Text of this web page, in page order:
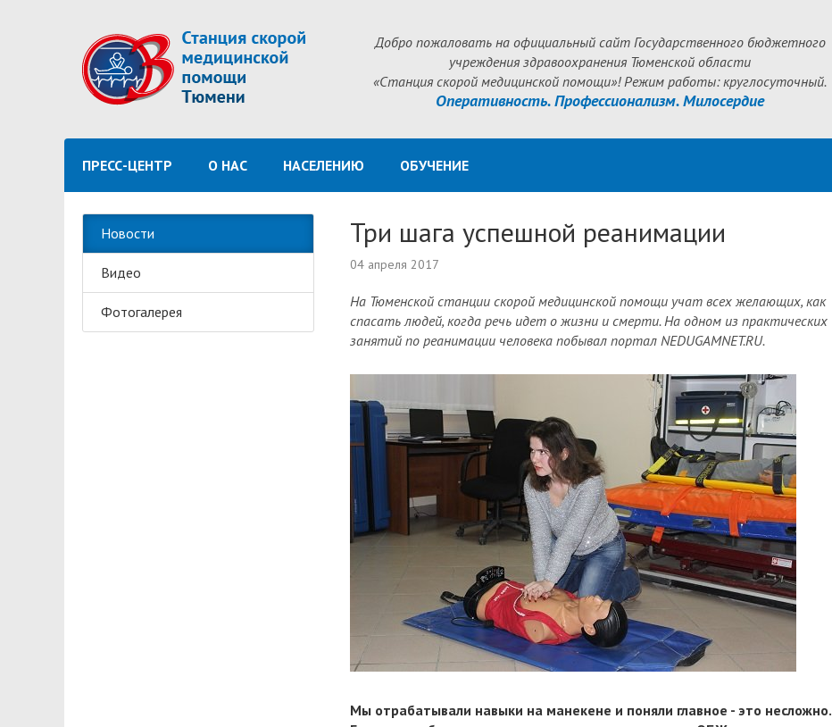
Добро пожаловать на официальный сайт Государственного бюджетного
учреждения здравоохранения Тюменской области
«Станция скорой медицинской помощи»! Режим работы: круглосуточный.
Оперативность. Профессионализм. Милосердие
ПРЕСС-ЦЕНТР О НАС НАСЕЛЕНИЮ ОБУЧЕНИЕ
Новости
Видео
Фотогалерея
Три шага успешной реанимации
04 апреля 2017
На Тюменской станции скорой медицинской помощи учат всех желающих, как
спасать людей, когда речь идет о жизни и смерти. На одном из практических
занятий по реанимации человека побывал портал NEDUGAMNET.RU.
Мы отрабатывали навыки на манекене и поняли главное - это несложно.